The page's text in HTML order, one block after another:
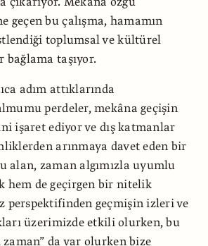
geçen bu çalışma, hamamın
toplumsal ve kültürel
taşıyor.
adım attıklarında
perdeler, mekâna geçişin
işaret ediyor ve dış katmanlar
arınmaya davet eden bir
alan, zaman algımızla uyumlu
hem de geçirgen bir nitelik
perspektifinden geçmişin izleri ve
üzerimizde etkili olurken, bu
da var olurken bize